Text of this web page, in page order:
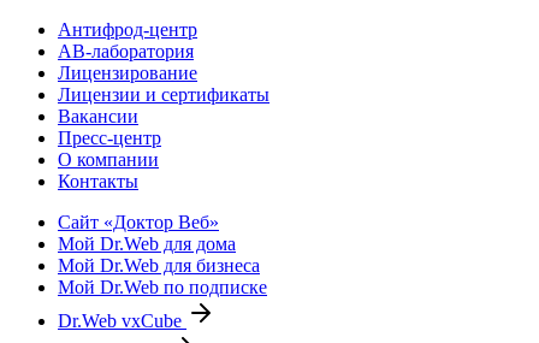
Антифрод-центр
АВ-лаборатория
Лицензирование
Лицензии и сертификаты
Вакансии
Пресс-центр
О компании
Контакты
Сайт «Доктор Веб»
Мой Dr.Web для дома
Мой Dr.Web для бизнеса
Мой Dr.Web по подписке
Dr.Web vxCube